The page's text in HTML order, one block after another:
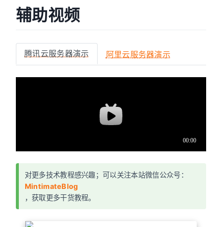
辅助视频
腾讯云服务器演示 阿里云服务器演示
对更多技术教程感兴趣；可以关注本站微信公众号：
MintimateBlog
，获取更多干货教程。